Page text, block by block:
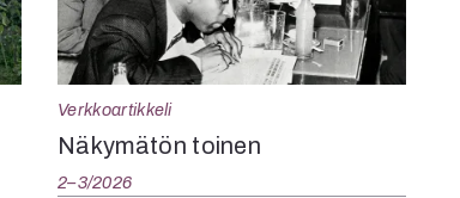
Verkkoartikkeli
Näkymätön toinen
2–3/2026